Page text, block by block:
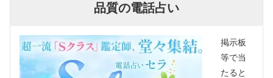
品質の電話占い
掲示板
等で当
たると